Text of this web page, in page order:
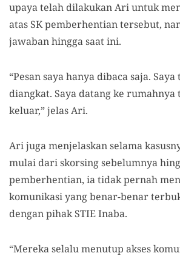
upaya telah dilakukan Ari untuk
atas SK pemberhentian tersebut,
jawaban hingga saat ini.
“Pesan saya hanya dibaca saja.
diangkat. Saya datang ke rumahnya
keluar,” jelas Ari.
Ari juga menjelaskan selama
mulai dari skorsing sebelumnya
pemberhentian, ia tidak pernah
komunikasi yang benar-benar
dengan pihak STIE Inaba.
“Mereka selalu menutup akses